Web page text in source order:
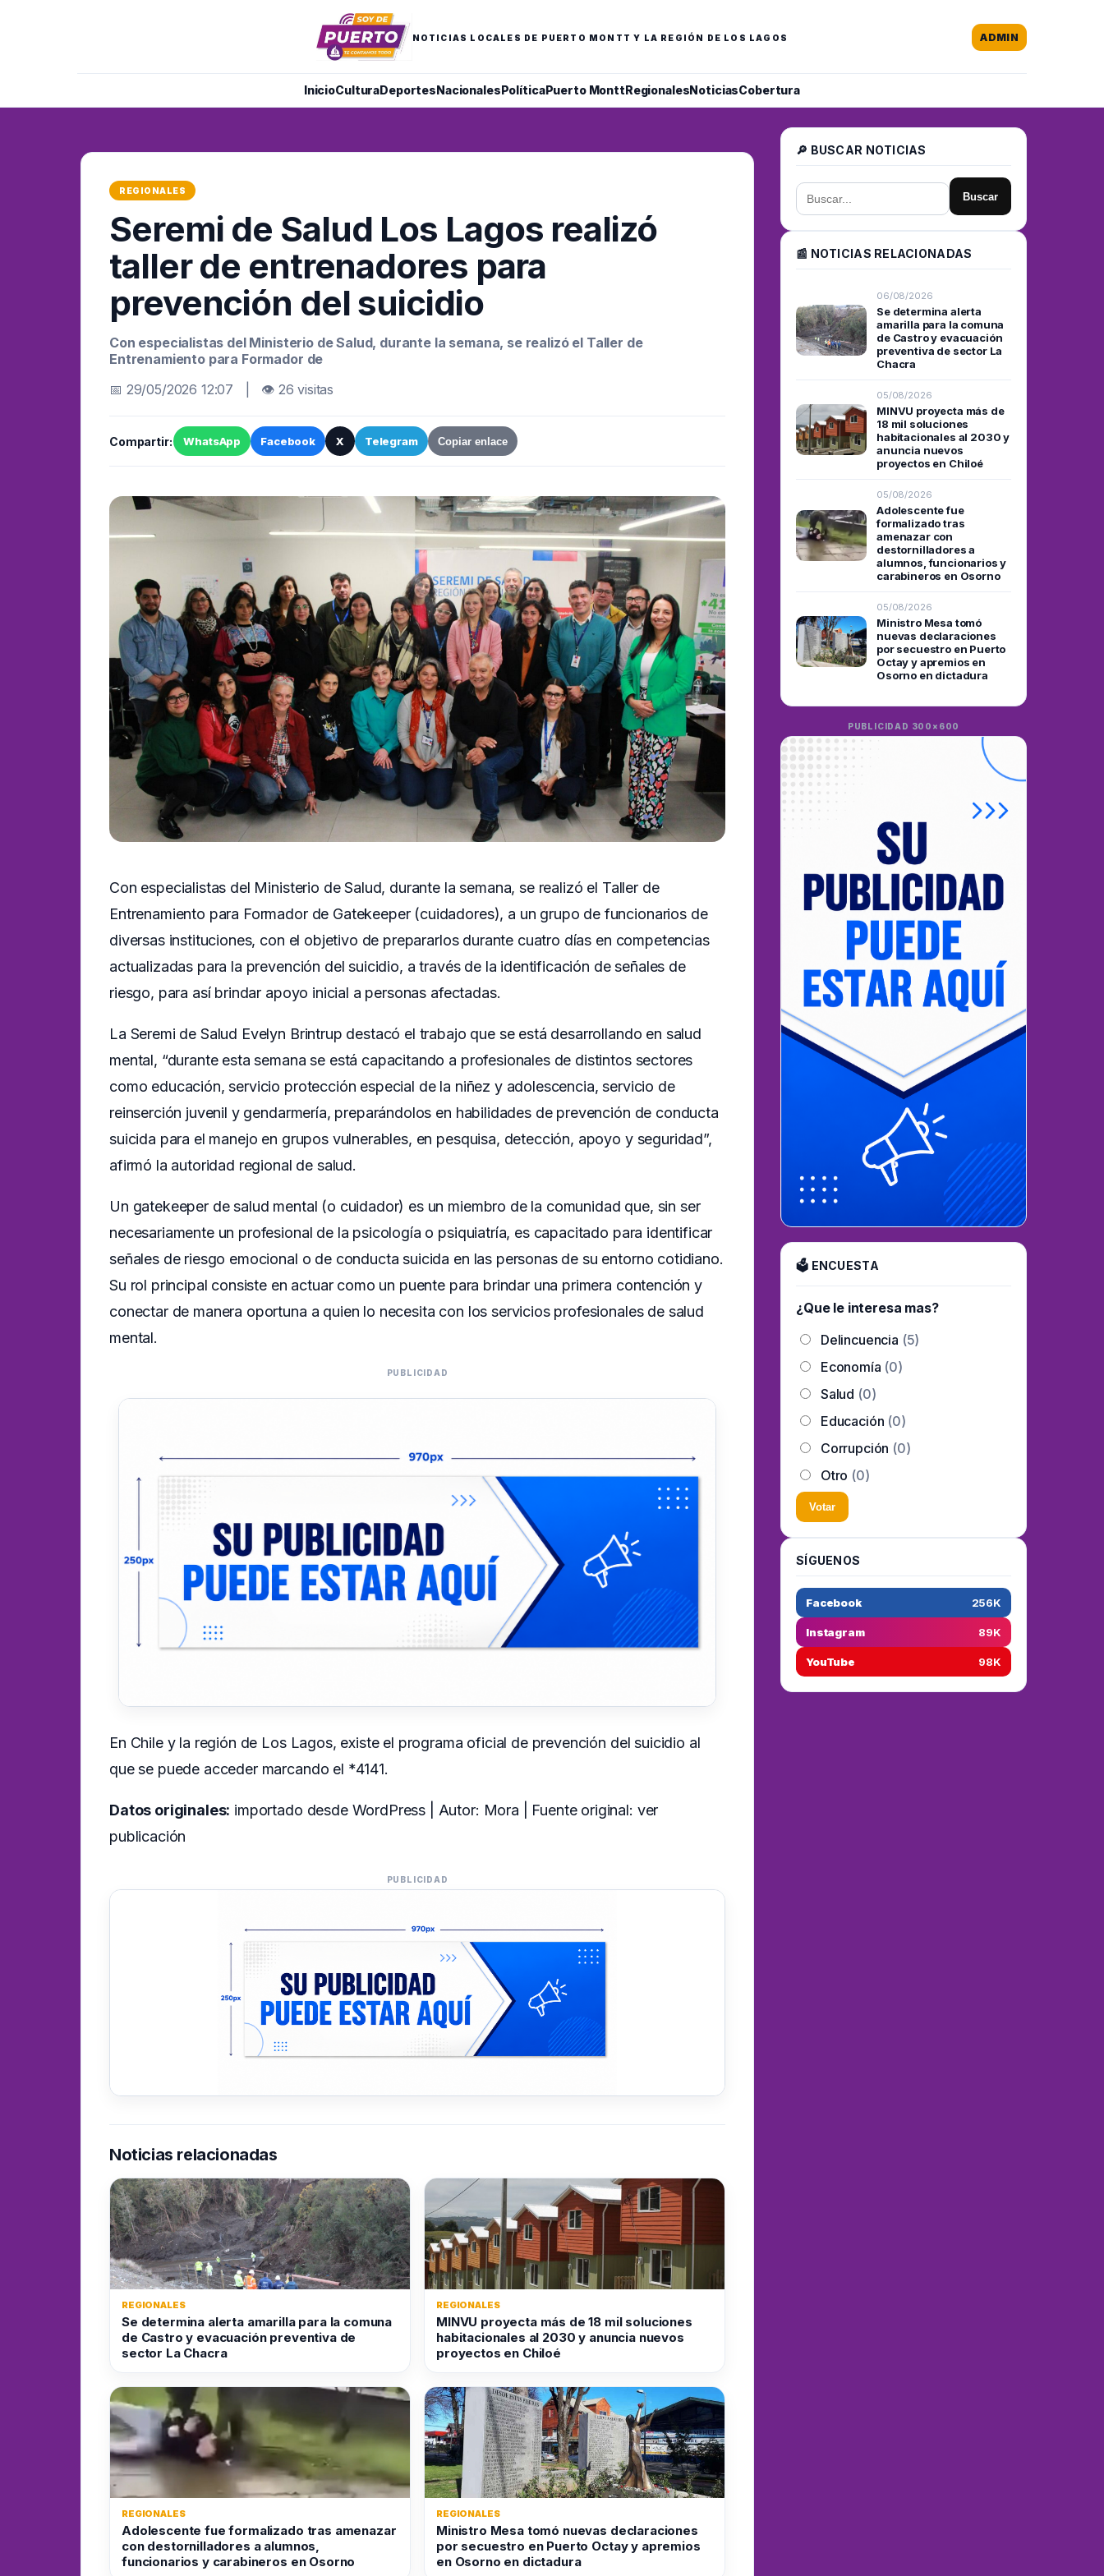
NOTICIAS LOCALES DE PUERTO MONTT Y LA REGIÓN DE LOS LAGOS
InicioCulturaDeportesNacionalesPolíticaPuerto MonttRegionalesNoticiasCobertura
ADMIN
REGIONALES
Seremi de Salud Los Lagos realizó
taller de entrenadores para
prevención del suicidio
Con especialistas del Ministerio de Salud, durante la semana, se realizó el Taller de
Entrenamiento para Formador de
📅 29/05/2026 12:07 | 👁 26 visitas
Compartir: WhatsApp Facebook X Telegram Copiar enlace
Con especialistas del Ministerio de Salud, durante la semana, se realizó el Taller de
Entrenamiento para Formador de Gatekeeper (cuidadores), a un grupo de funcionarios de
diversas instituciones, con el objetivo de prepararlos durante cuatro días en competencias
actualizadas para la prevención del suicidio, a través de la identificación de señales de
riesgo, para así brindar apoyo inicial a personas afectadas.
La Seremi de Salud Evelyn Brintrup destacó el trabajo que se está desarrollando en salud
mental, “durante esta semana se está capacitando a profesionales de distintos sectores
como educación, servicio protección especial de la niñez y adolescencia, servicio de
reinserción juvenil y gendarmería, preparándolos en habilidades de prevención de conducta
suicida para el manejo en grupos vulnerables, en pesquisa, detección, apoyo y seguridad”,
afirmó la autoridad regional de salud.
Un gatekeeper de salud mental (o cuidador) es un miembro de la comunidad que, sin ser
necesariamente un profesional de la psicología o psiquiatría, es capacitado para identificar
señales de riesgo emocional o de conducta suicida en las personas de su entorno cotidiano.
Su rol principal consiste en actuar como un puente para brindar una primera contención y
conectar de manera oportuna a quien lo necesita con los servicios profesionales de salud
mental.
PUBLICIDAD
En Chile y la región de Los Lagos, existe el programa oficial de prevención del suicidio al
que se puede acceder marcando el *4141.
Datos originales: importado desde WordPress | Autor: Mora | Fuente original: ver
publicación
PUBLICIDAD
Noticias relacionadas
REGIONALES
Se determina alerta amarilla para la comuna
de Castro y evacuación preventiva de
sector La Chacra
REGIONALES
MINVU proyecta más de 18 mil soluciones
habitacionales al 2030 y anuncia nuevos
proyectos en Chiloé
REGIONALES
Adolescente fue formalizado tras amenazar
con destornilladores a alumnos,
funcionarios y carabineros en Osorno
REGIONALES
Ministro Mesa tomó nuevas declaraciones
por secuestro en Puerto Octay y apremios
en Osorno en dictadura
🔎 BUSCAR NOTICIAS
Buscar
📰 NOTICIAS RELACIONADAS
06/08/2026
Se determina alerta
amarilla para la comuna
de Castro y evacuación
preventiva de sector La
Chacra
05/08/2026
MINVU proyecta más de
18 mil soluciones
habitacionales al 2030 y
anuncia nuevos
proyectos en Chiloé
05/08/2026
Adolescente fue
formalizado tras
amenazar con
destornilladores a
alumnos, funcionarios y
carabineros en Osorno
05/08/2026
Ministro Mesa tomó
nuevas declaraciones
por secuestro en Puerto
Octay y apremios en
Osorno en dictadura
PUBLICIDAD 300×600
🗳 ENCUESTA
¿Que le interesa mas?
Delincuencia (5)
Economía (0)
Salud (0)
Educación (0)
Corrupción (0)
Otro (0)
Votar
SÍGUENOS
Facebook 256K
Instagram 89K
YouTube 98K